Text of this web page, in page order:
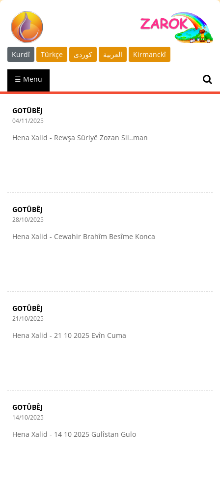
Kurdî Türkçe كوردى العربية Kirmanckî
☰ Menu
GOTÛBÊJ
04/11/2025
Hena Xalid - Rewşa Sûriyê Zozan Sil..man
GOTÛBÊJ
28/10/2025
Hena Xalid - Cewahir Brahîm Besîme Konca
GOTÛBÊJ
21/10/2025
Hena Xalid - 21 10 2025 Evîn Cuma
GOTÛBÊJ
14/10/2025
Hena Xalid - 14 10 2025 Gulîstan Gulo